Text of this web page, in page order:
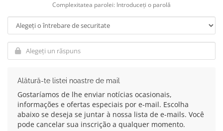
Complexitatea parolei: Introduceți o parolă
Alătură-te listei noastre de mail
Gostaríamos de lhe enviar notícias ocasionais,
informações e ofertas especiais por e-mail. Escolha
abaixo se deseja se juntar à nossa lista de e-mails. Você
pode cancelar sua inscrição a qualquer momento.